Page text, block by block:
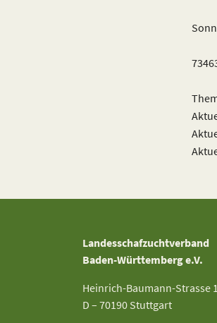
Landesschafzuchtverband
Baden-Württemberg e.V.
Heinrich-Baumann-Strasse
D – 70190 Stuttgart